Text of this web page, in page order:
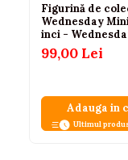
Figurină de
Wednesday
inci -
Addams
99,00 Lei
Adauga in
Ultimul